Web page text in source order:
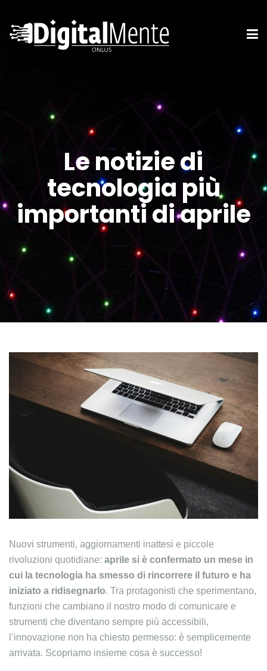
Le notizie di
tecnologia più
importanti di aprile
Nuovi strumenti, aggiornamenti inattesi e piccole
rivoluzioni quotidiane: aprile si è confermato un mese in
cui la tecnologia ha smesso di rincorrere il futuro e ha
iniziato a ridisegnarlo. Tra protagonisti che sperimentano,
funzioni che cambiano il nostro modo di comunicare e
strumenti che diventano sempre più accessibili,
l’innovazione non ha chiesto permesso: è semplicemente
arrivata. Scopriamo insieme cosa è successo!